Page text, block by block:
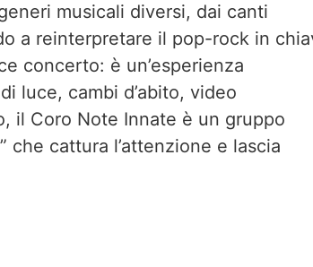
musicali diversi, dai canti
a reinterpretare il pop-rock in
concerto: è un’esperienza
luce, cambi d’abito, video
il Coro Note Innate è un gruppo
cattura l’attenzione e lascia